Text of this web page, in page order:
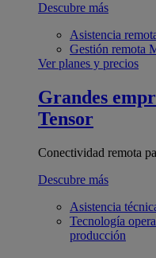
Descubre más
Asistencia
Gestión remota
Ver planes y precios
Grandes
Tensor
Conectividad remota
Descubre más
Asistencia
Tecnología
producción